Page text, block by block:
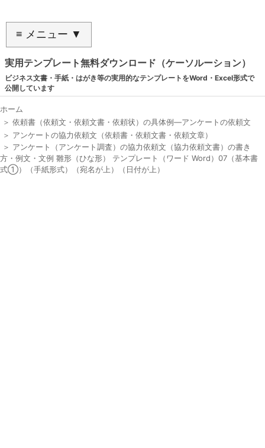
≡ メニュー ▼
実用テンプレート無料ダウンロード（ケーソルーション）
ビジネス文書・手紙・はがき等の実用的なテンプレートをWord・Excel形式で
公開しています
ホーム
＞ 依頼書（依頼文・依頼文書・依頼状）の具体例―アンケートの依頼文
＞ アンケートの協力依頼文（依頼書・依頼文書・依頼文章）
＞ アンケート（アンケート調査）の協力依頼文（協力依頼文書）の書き
方・例文・文例 雛形（ひな形） テンプレート（ワード Word）07（基本書
式①）（手紙形式）（宛名が上）（日付が上）